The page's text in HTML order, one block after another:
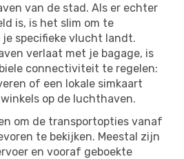
van de stad. Als er echter
is, is het slim om te
specifieke vlucht landt.
verlaat met je bagage, is
connectiviteit te regelen:
of een lokale simkaart
op de luchthaven.
om de transportopties vanaf
te bekijken. Meestal zijn
en vooraf geboekte